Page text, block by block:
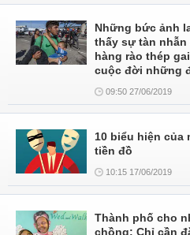
Những bức ảnh
thấy sự tàn nhẫn
hàng rào thép
cuộc đời những
09:50 27/06/2019
10 biểu hiện của
tiền đồ
10:15 17/06/2019
Thành phố cho
chồng: Chỉ cần